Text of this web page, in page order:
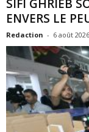
SIFI GHRIEB
ENVERS LE
Redaction - 6 août 2026